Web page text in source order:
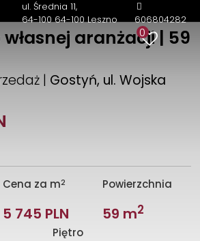
ul. Średnia 11
64-100 64-100 Leszno
606804282
0
aranżacji | 59
| Gostyń, ul. Wojska
Cena za m2
5 745 PLN
Powierzchnia
59 m2
Piętro